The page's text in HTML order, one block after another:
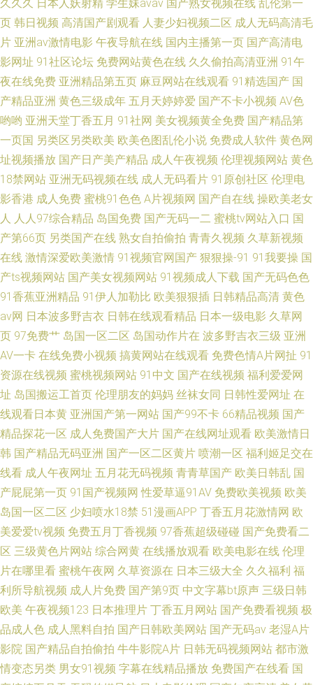
久久久 日本人妖射精 学生妹avav 国产熟女视频在线 乱伦第一
页 韩日视频 高清国产剧观看 人妻少妇视频二区 成人无码高清毛
片 亚洲av激情电影 午夜导航在线 国内主播第一页 国产高清电
影网址 91社区论坛 免费网站黄色在线 久久偷拍高清亚洲 91午
夜在线免费 亚洲精品第五页 麻豆网站在线观看 91精选国产 国
产精品亚洲 黄色三级成年 五月天婷婷爱 国产不卡小视频 AV色
哟哟 亚洲天堂丁香五月 91社网 美女视频黄全免费 国产精品第
一页国 另类区另类欧美 欧美色图乱伦小说 免费成人软件 黄色网
址视频播放 国产日产美产精品 成人午夜视频 伦理视频网站 黄色
18禁网站 亚洲无码视频在线 成人无码看片 91原创社区 伦理电
影香港 成人免费 蜜桃91色色 A片视频网 国产自在线 操欧美老女
人 人人97综合精品 岛国免费 国产无码一二 蜜桃tv网站入口 国
产第66页 另类国产在线 熟女自拍偷拍 青青久视频 久草新视频
在线 激情深爱欧美激情 91视频官网国产 狠狠操-91 91我要操 国
产ts视频网站 国产美女视频网站 91视频成人下载 国产无码色色
91香蕉亚洲精品 91伊人加勒比 欧美狠狠插 日韩精品高清 黄色
av网 日本波多野吉衣 日韩在线观看精品 日本一级电影 久草网
页 97免费艹 岛国一区二区 岛国动作片在 波多野吉衣三级 亚洲
AV一卡 在线免费小视频 搞黄网站在线观看 免费色情A片网扯 91
资源在线视频 蜜桃视频网站 91中文 国产在线视频 福利爱爱网
址 岛国搬运工首页 伦理朋友的妈妈 丝袜女同 日韩性爱网址 在
线观看日本黄 亚洲国产第一网站 国产99不卡 66精品视频 国产
精品探花一区 成人免费国产大片 国产在线网址观看 欧美激情日
韩 国产精品无码亚洲 国产一区二区黄片 喷潮一区 福利姬足交在
线看 成人午夜网址 五月花无码视频 青青草国产 欧美日韩乱 国
产屁屁第一页 91国产视频网 性爱草逼91AV 免费欧美视频 欧美
岛国一区二区 少妇喷水18禁 51漫画APP 丁香五月花激情网 欧
美爱爱tv视频 免费五月丁香视频 97香蕉超级碰碰 国产免费看二
区 三级黄色片网站 综合网黄 在线播放观看 欧美电影在线 伦理
片在哪里看 蜜桃午夜网 久草资源在 日本三级大全 久久福利 福
利所导航视频 成人片免费 国产第9页 中文字幕bt原声 三级日韩
欧美 午夜视频123 日本推理片 丁香五月网站 国产免费看视频 极
品成人色 成人黑料自拍 国产日韩欧美网站 国产无码av 老湿A片
影院 国产精品自拍偷拍 牛牛影院A片 日韩无码视频网站 都市激
情变态另类 男女91视频 字幕在线精品播放 免费国产在线看 国